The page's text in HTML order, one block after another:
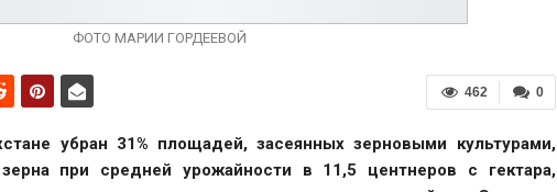
ФОТО МАРИИ ГОРДЕЕВОЙ
0
462
убран 31% площадей, засеянных зерновыми культурами,
при средней урожайности в 11,5 центнеров с гектара,